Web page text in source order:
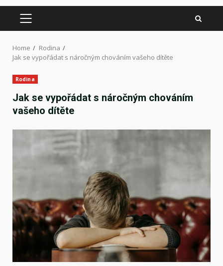
PRIMARY
Home
Rodina
Jak se vypořádat s náročným chováním vašeho dítěte
Rodina
Jak se vypořádat s náročným chováním
vašeho dítěte